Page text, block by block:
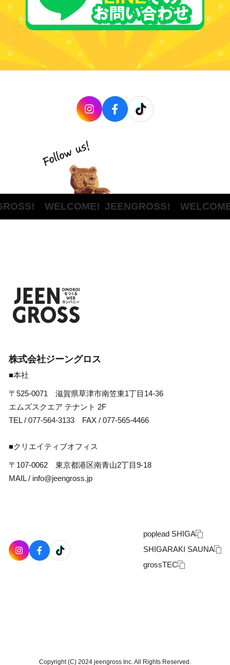
WELCOME!JEENGROSS! WELCOME!
poplead SHIGA
SHIGARAKI SAUNA
grossTEC
株式会社ジーングロス
■本社
〒525-0071 滋賀県草津市南笠東1丁目14-36
エムズスクエア テナント 2F
TEL / 077-564-3133 FAX / 077-565-4466
■クリエイティブオフィス
〒107-0062 東京都港区南青山2丁目9-18
MAIL / info@jeengross.jp
Copyright (C) 2024 jeengross Inc. All Rights Reserved.